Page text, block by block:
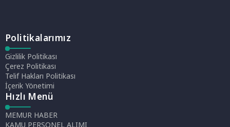
Politikalarımız
Gizlilik Politikası
Çerez Politikası
Telif Hakları Politikası
İçerik Yönetimi
Hızlı Menü
MEMUR HABER
KAMU PERSONEL ALIMI